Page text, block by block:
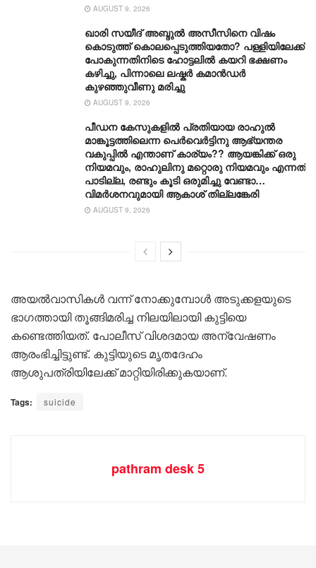
AUGUST 9, 2026
ഖാരി സയീദ് അബ്ദുൽ അസീസിനെ വിഷം
കൊടുത്ത് കൊലപ്പെടുത്തിയതോ? പള്ളിയിലേക്ക്
പോകുന്നതിനിടെ ഹോട്ടലിൽ കയറി ഭക്ഷണം
കഴിച്ചു, പിന്നാലെ ലഷ്കർ കമാൻഡർ
കുഴഞ്ഞുവീണു മരിച്ചു
AUGUST 9, 2026
പീഡന കേസുകളിൽ പ്രതിയായ രാഹുൽ
മാങ്കൂട്ടത്തിലെന്ന പെർവെർട്ടിനു ആഭ്യന്തര
വകുപ്പിൽ എന്താണ് കാര്യം?? ആയങ്കിക്ക് ഒരു
നിയമവും, രാഹുലിനു മറ്റൊരു നിയമവും എന്നത്
പാടില്ല, രണ്ടും കൂടി ഒരുമിച്ചു വേണ്ടാ…
വിമര്‍ശനവുമായി ആകാശ് തില്ലങ്കേരി
AUGUST 9, 2026
അയൽവാസികൾ വന്ന് നോക്കുമ്പോൾ അടുക്കളയുടെ
ഭാ​ഗത്തായി തൂങ്ങിമരിച്ച നിലയിലായി കുട്ടിയെ
കണ്ടെത്തിയത്. പോലീസ് വിശദമായ അന്വേഷണം
ആരംഭിച്ചിട്ടുണ്ട്. കുട്ടിയുടെ മൃതദേഹം
ആശുപത്രിയിലേക്ക് മാറ്റിയിരിക്കുകയാണ്.
Tags: suicide
pathram desk 5